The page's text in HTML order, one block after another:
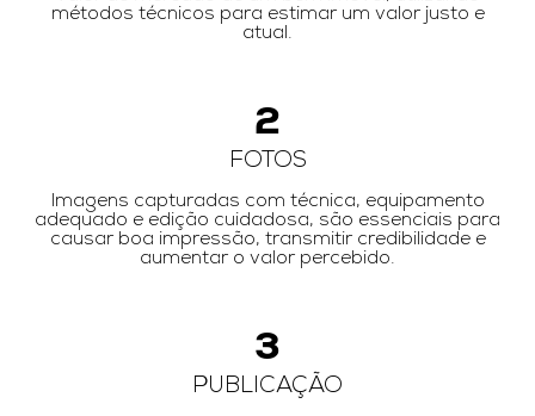
métodos técnicos para estimar um valor justo e
atual.
2
FOTOS
Imagens capturadas com técnica, equipamento
adequado e edição cuidadosa, são essenciais para
causar boa impressão, transmitir credibilidade e
aumentar o valor percebido.
3
PUBLICAÇÃO